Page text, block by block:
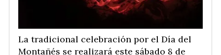
La tradicional celebración por el Día del
Montañés se realizará este sábado 8 de